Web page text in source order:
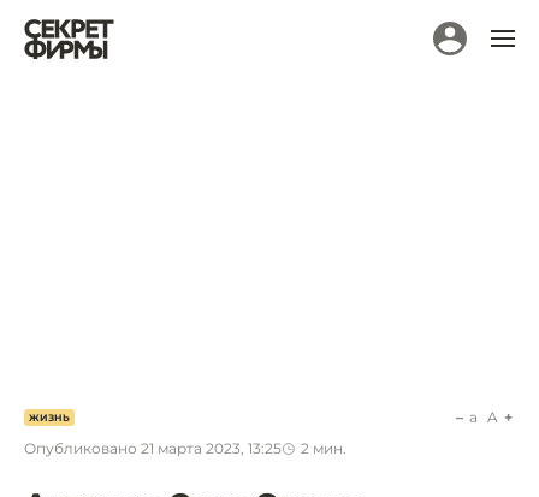
ЖИЗНЬ
Опубликовано 21 марта 2023, 13:25 2 мин.
a A